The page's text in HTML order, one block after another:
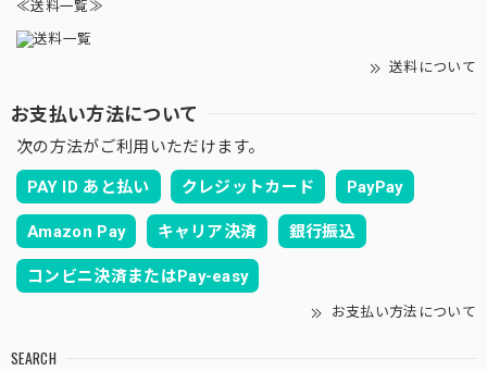
≪送料一覧≫
送料について
お支払い方法について
次の方法がご利用いただけます。
PAY ID あと払い クレジットカード PayPay
Amazon Pay キャリア決済 銀行振込
コンビニ決済またはPay-easy
お支払い方法について
SEARCH